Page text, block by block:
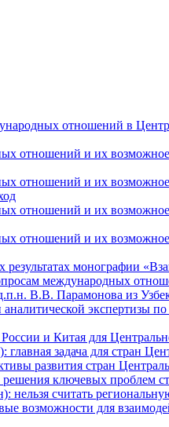
отношений в
отношений и их возможное
отношений и их возможное
отношений и их возможное
отношений и их возможное
монографии
международных
В.В. Парамонова из
экспертизы
и Китая для
задача для стран
развития стран
ключевых проблем
нельзя считать
возможности для